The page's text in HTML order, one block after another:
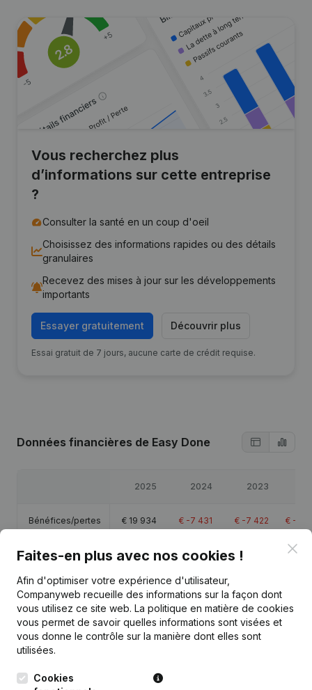
Vous recherchez plus
d’informations sur cette entreprise
?
Consulter la santé en un coup d'oeil
Choisissez des informations rapides ou des détails
granulaires
Recevez des mises à jour sur les développements
importants
Essayer gratuitement Découvrir plus
Essai gratuit de 7 jours, aucune carte de crédit requise.
Données financières de Easy Done
2025 2024 2023
Bénéfices/pertes € 19 934 € -7 431 € -7 422 € -16
Capitaux propres €-17 243 € -37 178 € € -22
Marge brute 23 583 € 88
Personnel 0,3
Faites-en plus avec nos cookies !
Afin d'optimiser votre expérience d'utilisateur,
Companyweb recueille des informations sur la façon dont
vous utilisez ce site web. La politique en matière de cookies
vous permet de savoir quelles informations sont visées et
vous donne le contrôle sur la manière dont elles sont
utilisées.
Cookies